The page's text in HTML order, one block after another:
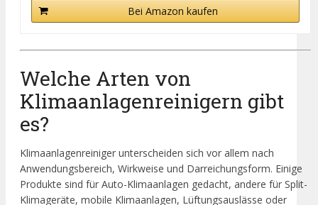
Bei Amazon kaufen
Welche Arten von
Klimaanlagenreinigern gibt
es?
Klimaanlagenreiniger unterscheiden sich vor allem nach
Anwendungsbereich, Wirkweise und Darreichungsform. Einige
Produkte sind für Auto-Klimaanlagen gedacht, andere für Split-
Klimageräte, mobile Klimaanlagen, Lüftungsauslässe oder